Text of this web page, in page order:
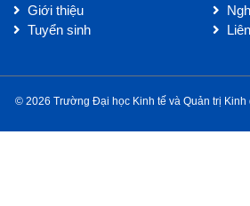
Giới thiệu
Tuyển sinh
© 2026 Trường Đại học Kinh tế và Quản trị Kinh